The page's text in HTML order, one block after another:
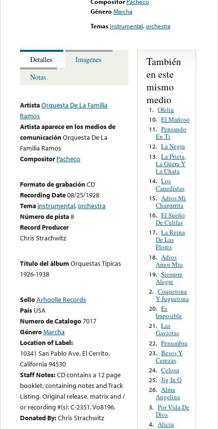
Género Marcha
Temas instrumental,orchestra
Detalles
Imagenes
Notas
ArtistaOrquesta De La Familia
Ramos
Artista aparece en los medios de
comunicaciónOrquesta De La
Familia Ramos
Compositor Pacheco
Formato de grabaciónCD
Recording Date08/25/1928
Tema instrumental,orchestra
Número de pista8
Record Producer
Chris Strachwitz
Título del álbumOrquestas Tipicas
1926-1938
SelloArhoolie Records
País USA
Numero de Catalogo7017
GéneroMarcha
Location of Label:
10341 San Pablo Ave. El Cerrito,
California 94530
Staff Notes:CD contains a 12 page
booklet, containing notes and Track
Listing. Original release, matrix and /
or recording #(s): C-2351, Vo8196.
Donated By:Chris Strachwitz
También
en este
mismo
medio
1. Ofelia
10. El Mañoso
11. Pensando
En Ti
12. La Negra
13. La Prieta,
La Güera Y
La Chata
14. Los
Canedistas
15. Adios Mi
Chaparrita
16. El Sueño
De Califas
17. La Reina
De Las
Flores
18. Adios
Amor Mio
19. Siempre
Alegre
2. Coquetona
Y Juguetona
20. Es
Imposible
21. Las
Gaviotas
22. Penumbra
23. Besos Y
Cerezas
24. Celosa
25. Jig In G
26. Alma
Angelina
3. Por Vida De
Dios
4. Alicia